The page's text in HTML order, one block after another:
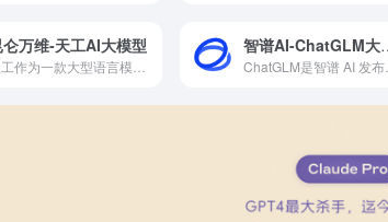
仑万维-天工AI大模型 智谱AI-
ChatGLM是智谱 AI 发布的中英双语千亿对话模型。基于千亿基座模型 GLM-130B，注入代码预训练，通过有监督微调等技术实现人类意图对齐，具备问答、多轮对话、代码生成功能的中英双语大模型。